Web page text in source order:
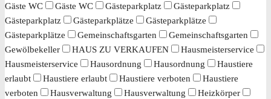
Gäste WC Gäste WC Gästeparkplatz
Gästeparkplatz
Gästeparkplatz
Gästeparkplätze
Gästeparkplätze
Gästeparkplätze
Gemeinschaftsgarten
Gemeinschaftsgarten
Gewölbekeller
HAUS ZU VERKAUFEN
Hausmeisterservice
Hausmeisterservice
Hausordnung Hausordnung
Haustiere
erlaubt
Haustiere erlaubt Haustiere verboten
Haustiere
verboten
Hausverwaltung Hausverwaltung
Heizkörper